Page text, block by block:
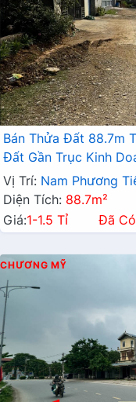
Bán Thửa Đất 88.7m
Đất Gần Trục Kinh
Vị Trí: Nam Phương
Diện Tích: 88.7m²
Giá:1-1.5 Tỉ Đã
CHƯƠNG MỸ